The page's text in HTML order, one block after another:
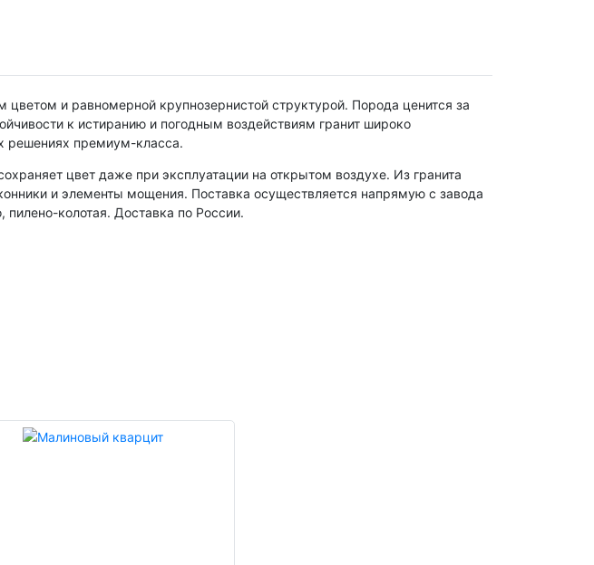
и равномерной крупнозернистой структурой. Порода ценится за
к истиранию и погодным воздействиям гранит широко
решениях премиум-класса.
цвет даже при эксплуатации на открытом воздухе. Из гранита
и элементы мощения. Поставка осуществляется напрямую с завода
колотая. Доставка по России.